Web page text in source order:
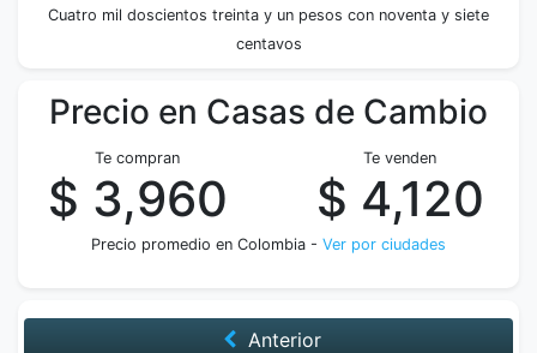
Cuatro mil doscientos treinta y un pesos con noventa y siete
centavos
Precio en Casas de Cambio
Te compran
$ 3,960
Te venden
$ 4,120
Precio promedio en Colombia - Ver por ciudades
Anterior